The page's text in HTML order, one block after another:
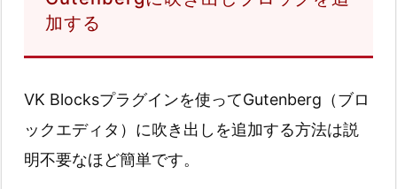
加する
VK Blocksプラグインを使ってGutenberg（ブロ
ックエディタ）に吹き出しを追加する方法は説
明不要なほど簡単です。